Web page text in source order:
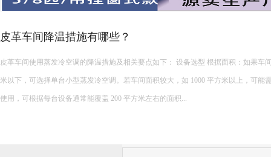
厂房高温降温常见的降温设备…
厂房高温降温常见的降温设备有哪些 厂房高温降温常见的降温设备多种多样，每种设备都有其独特的功能和适
用场景。以下是一些常见的厂房降温设备： 中央空调： 功能：制冷降温。 ...